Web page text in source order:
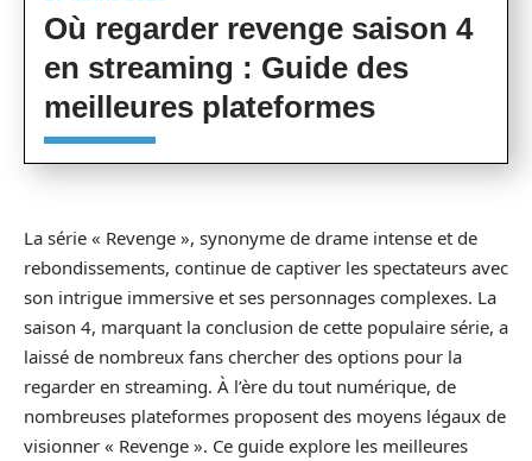
Où regarder revenge saison 4
en streaming : Guide des
meilleures plateformes
La série « Revenge », synonyme de drame intense et de
rebondissements, continue de captiver les spectateurs avec
son intrigue immersive et ses personnages complexes. La
saison 4, marquant la conclusion de cette populaire série, a
laissé de nombreux fans chercher des options pour la
regarder en streaming. À l’ère du tout numérique, de
nombreuses plateformes proposent des moyens légaux de
visionner « Revenge ». Ce guide explore les meilleures